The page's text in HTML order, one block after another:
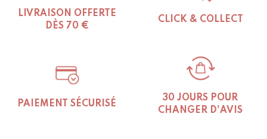
may
be
product
LIVRAISON OFFERTE
DÈS 70 €
CLICK & COLLECT
PAIEMENT SÉCURISÉ
30 JOURS POUR
CHANGER D'AVIS